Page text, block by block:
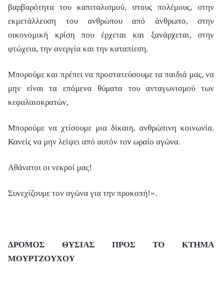
βαρβαρότητα του καπιταλισμού, στους πολέμους, στην
εκμετάλλευση του ανθρώπου από άνθρωπο, στην
οικονομική κρίση που έρχεται και ξανάρχεται, στην
φτώχεια, την ανεργία και την καταπίεση.
Μπορούμε και πρέπει να προστατεύσουμε τα παιδιά μας, να
μην είναι τα επόμενα θύματα του ανταγωνισμού των
κεφαλαιοκρατών,
Μπορούμε να χτίσουμε μια δίκαιη, ανθρώπινη κοινωνία.
Κανείς να μην λείψει από αυτόν τον ωραίο αγώνα.
Αθάνατοι οι νεκροί μας!
Συνεχίζουμε τον αγώνα για την προκοπή!».
ΔΡΟΜΟΣ ΘΥΣΙΑΣ ΠΡΟΣ ΤΟ ΚΤΗΜΑ
ΜΟΥΡΤΖΟΥΧΟΥ